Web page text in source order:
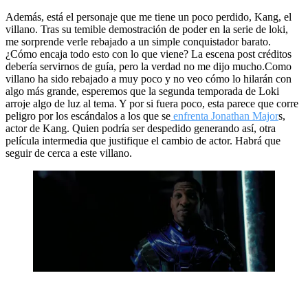
Además, está el personaje que me tiene un poco perdido, Kang, el
villano. Tras su temible demostración de poder en la serie de loki,
me sorprende verle rebajado a un simple conquistador barato.
¿Cómo encaja todo esto con lo que viene? La escena post créditos
debería servirnos de guía, pero la verdad no me dijo mucho.Como
villano ha sido rebajado a muy poco y no veo cómo lo hilarán con
algo más grande, esperemos que la segunda temporada de Loki
arroje algo de luz al tema. Y por si fuera poco, esta parece que corre
peligro por los escándalos a los que se enfrenta Jonathan Majors,
actor de Kang. Quien podría ser despedido generando así, otra
película intermedia que justifique el cambio de actor. Habrá que
seguir de cerca a este villano.